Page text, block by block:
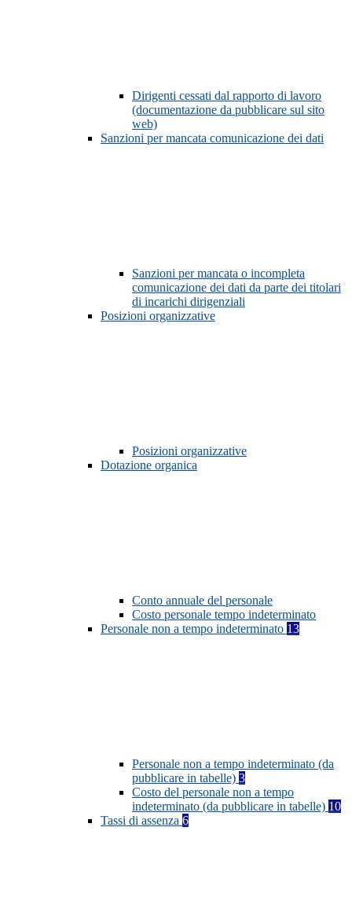
Dirigenti cessati dal rapporto di lavoro
(documentazione da pubblicare sul sito
web)
Sanzioni per mancata comunicazione dei dati
Sanzioni per mancata o incompleta
comunicazione dei dati da parte dei titolari
di incarichi dirigenziali
Posizioni organizzative
Posizioni organizzative
Dotazione organica
Conto annuale del personale
Costo personale tempo indeterminato
Personale non a tempo indeterminato 13
Personale non a tempo indeterminato (da
pubblicare in tabelle) 3
Costo del personale non a tempo
indeterminato (da pubblicare in tabelle) 10
Tassi di assenza 6